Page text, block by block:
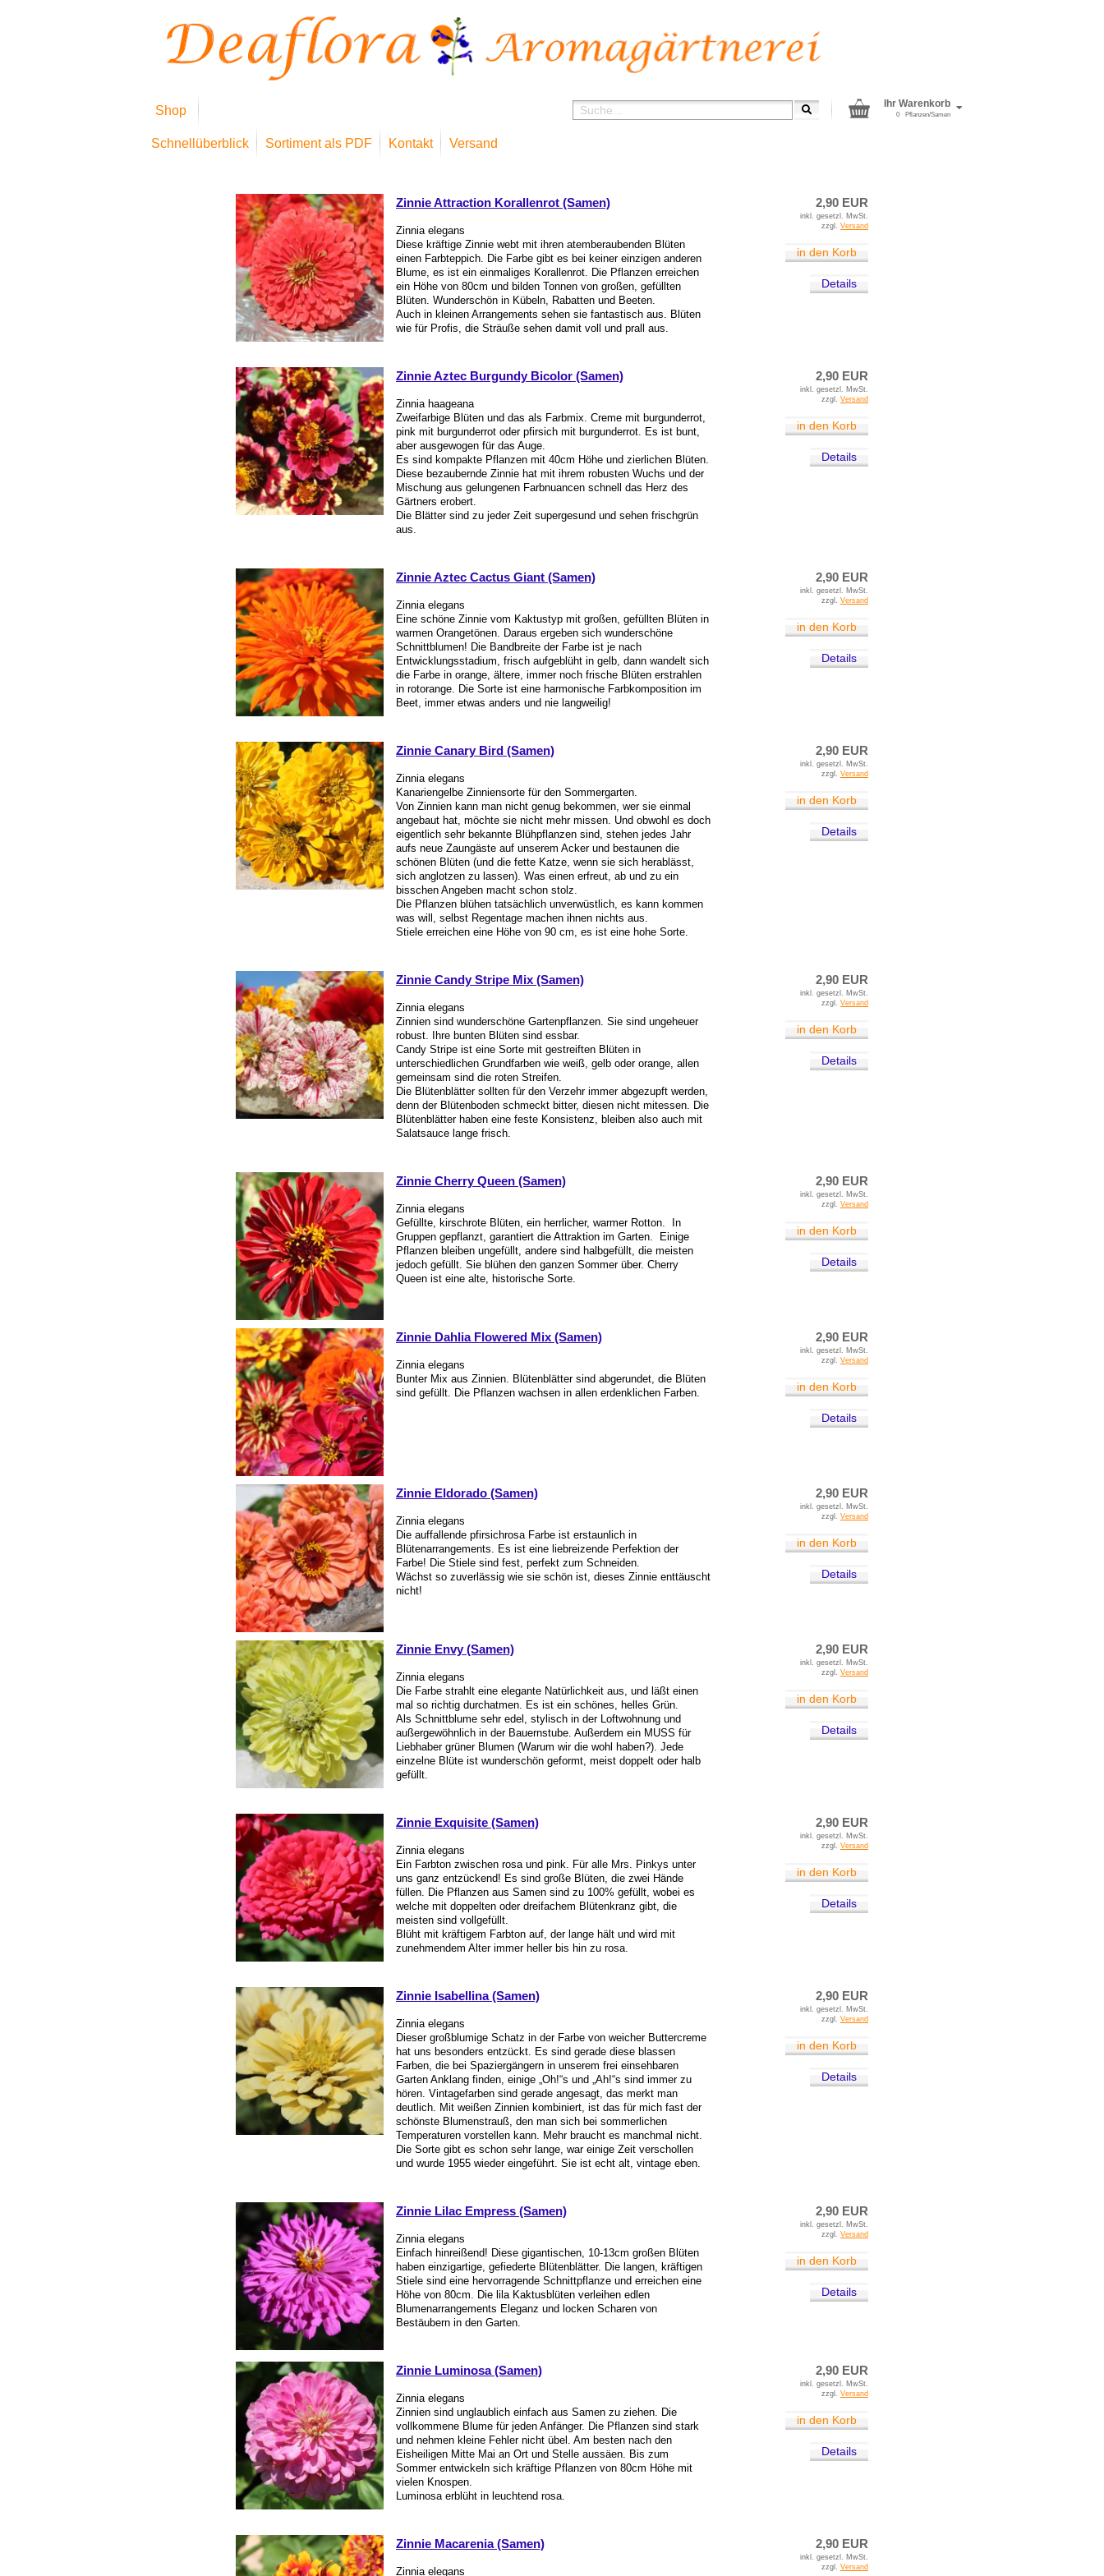
Shop
Schnellüberblick Sortiment als PDF Kontakt Versand
Ihr Warenkorb
Pflanzen/Samen
0
Zinnie Attraction Korallenrot (Samen)
Zinnia elegans
Diese kräftige Zinnie webt mit ihren atemberaubenden Blüten
einen Farbteppich. Die Farbe gibt es bei keiner einzigen anderen
Blume, es ist ein einmaliges Korallenrot. Die Pflanzen erreichen
ein Höhe von 80cm und bilden Tonnen von großen, gefüllten
Blüten. Wunderschön in Kübeln, Rabatten und Beeten.
Auch in kleinen Arrangements sehen sie fantastisch aus. Blüten
wie für Profis, die Sträuße sehen damit voll und prall aus.
2,90 EUR
inkl. gesetzl. MwSt.
zzgl. Versand
in den Korb
Details
Zinnie Aztec Burgundy Bicolor (Samen)
Zinnia haageana
Zweifarbige Blüten und das als Farbmix. Creme mit burgunderrot,
pink mit burgunderrot oder pfirsich mit burgunderrot. Es ist bunt,
aber ausgewogen für das Auge.
Es sind kompakte Pflanzen mit 40cm Höhe und zierlichen Blüten.
Diese bezaubernde Zinnie hat mit ihrem robusten Wuchs und der
Mischung aus gelungenen Farbnuancen schnell das Herz des
Gärtners erobert.
Die Blätter sind zu jeder Zeit supergesund und sehen frischgrün
aus.
2,90 EUR
inkl. gesetzl. MwSt.
zzgl. Versand
in den Korb
Details
Zinnie Aztec Cactus Giant (Samen)
Zinnia elegans
Eine schöne Zinnie vom Kaktustyp mit großen, gefüllten Blüten in
warmen Orangetönen. Daraus ergeben sich wunderschöne
Schnittblumen! Die Bandbreite der Farbe ist je nach
Entwicklungsstadium, frisch aufgeblüht in gelb, dann wandelt sich
die Farbe in orange, ältere, immer noch frische Blüten erstrahlen
in rotorange. Die Sorte ist eine harmonische Farbkomposition im
Beet, immer etwas anders und nie langweilig!
2,90 EUR
inkl. gesetzl. MwSt.
zzgl. Versand
in den Korb
Details
Zinnie Canary Bird (Samen)
Zinnia elegans
Kanariengelbe Zinniensorte für den Sommergarten.
Von Zinnien kann man nicht genug bekommen, wer sie einmal
angebaut hat, möchte sie nicht mehr missen. Und obwohl es doch
eigentlich sehr bekannte Blühpflanzen sind, stehen jedes Jahr
aufs neue Zaungäste auf unserem Acker und bestaunen die
schönen Blüten (und die fette Katze, wenn sie sich herablässt,
sich anglotzen zu lassen). Was einen erfreut, ab und zu ein
bisschen Angeben macht schon stolz.
Die Pflanzen blühen tatsächlich unverwüstlich, es kann kommen
was will, selbst Regentage machen ihnen nichts aus.
Stiele erreichen eine Höhe von 90 cm, es ist eine hohe Sorte.
2,90 EUR
inkl. gesetzl. MwSt.
zzgl. Versand
in den Korb
Details
Zinnie Candy Stripe Mix (Samen)
Zinnia elegans
Zinnien sind wunderschöne Gartenpflanzen. Sie sind ungeheuer
robust. Ihre bunten Blüten sind essbar.
Candy Stripe ist eine Sorte mit gestreiften Blüten in
unterschiedlichen Grundfarben wie weiß, gelb oder orange, allen
gemeinsam sind die roten Streifen.
Die Blütenblätter sollten für den Verzehr immer abgezupft werden,
denn der Blütenboden schmeckt bitter, diesen nicht mitessen. Die
Blütenblätter haben eine feste Konsistenz, bleiben also auch mit
Salatsauce lange frisch.
2,90 EUR
inkl. gesetzl. MwSt.
zzgl. Versand
in den Korb
Details
Zinnie Cherry Queen (Samen)
Zinnia elegans
Gefüllte, kirschrote Blüten, ein herrlicher, warmer Rotton. In
Gruppen gepflanzt, garantiert die Attraktion im Garten. Einige
Pflanzen bleiben ungefüllt, andere sind halbgefüllt, die meisten
jedoch gefüllt. Sie blühen den ganzen Sommer über. Cherry
Queen ist eine alte, historische Sorte.
2,90 EUR
inkl. gesetzl. MwSt.
zzgl. Versand
in den Korb
Details
Zinnie Dahlia Flowered Mix (Samen)
Zinnia elegans
Bunter Mix aus Zinnien. Blütenblätter sind abgerundet, die Blüten
sind gefüllt. Die Pflanzen wachsen in allen erdenklichen Farben.
2,90 EUR
inkl. gesetzl. MwSt.
zzgl. Versand
in den Korb
Details
Zinnie Eldorado (Samen)
Zinnia elegans
Die auffallende pfirsichrosa Farbe ist erstaunlich in
Blütenarrangements. Es ist eine liebreizende Perfektion der
Farbe! Die Stiele sind fest, perfekt zum Schneiden.
Wächst so zuverlässig wie sie schön ist, dieses Zinnie enttäuscht
nicht!
2,90 EUR
inkl. gesetzl. MwSt.
zzgl. Versand
in den Korb
Details
Zinnie Envy (Samen)
Zinnia elegans
Die Farbe strahlt eine elegante Natürlichkeit aus, und läßt einen
mal so richtig durchatmen. Es ist ein schönes, helles Grün.
Als Schnittblume sehr edel, stylisch in der Loftwohnung und
außergewöhnlich in der Bauernstube. Außerdem ein MUSS für
Liebhaber grüner Blumen (Warum wir die wohl haben?). Jede
einzelne Blüte ist wunderschön geformt, meist doppelt oder halb
gefüllt.
2,90 EUR
inkl. gesetzl. MwSt.
zzgl. Versand
in den Korb
Details
Zinnie Exquisite (Samen)
Zinnia elegans
Ein Farbton zwischen rosa und pink. Für alle Mrs. Pinkys unter
uns ganz entzückend! Es sind große Blüten, die zwei Hände
füllen. Die Pflanzen aus Samen sind zu 100% gefüllt, wobei es
welche mit doppelten oder dreifachem Blütenkranz gibt, die
meisten sind vollgefüllt.
Blüht mit kräftigem Farbton auf, der lange hält und wird mit
zunehmendem Alter immer heller bis hin zu rosa.
2,90 EUR
inkl. gesetzl. MwSt.
zzgl. Versand
in den Korb
Details
Zinnie Isabellina (Samen)
Zinnia elegans
Dieser großblumige Schatz in der Farbe von weicher Buttercreme
hat uns besonders entzückt. Es sind gerade diese blassen
Farben, die bei Spaziergängern in unserem frei einsehbaren
Garten Anklang finden, einige „Oh!“s und „Ah!“s sind immer zu
hören. Vintagefarben sind gerade angesagt, das merkt man
deutlich. Mit weißen Zinnien kombiniert, ist das für mich fast der
schönste Blumenstrauß, den man sich bei sommerlichen
Temperaturen vorstellen kann. Mehr braucht es manchmal nicht.
Die Sorte gibt es schon sehr lange, war einige Zeit verschollen
und wurde 1955 wieder eingeführt. Sie ist echt alt, vintage eben.
2,90 EUR
inkl. gesetzl. MwSt.
zzgl. Versand
in den Korb
Details
Zinnie Lilac Empress (Samen)
Zinnia elegans
Einfach hinreißend! Diese gigantischen, 10-13cm großen Blüten
haben einzigartige, gefiederte Blütenblätter. Die langen, kräftigen
Stiele sind eine hervorragende Schnittpflanze und erreichen eine
Höhe von 80cm. Die lila Kaktusblüten verleihen edlen
Blumenarrangements Eleganz und locken Scharen von
Bestäubern in den Garten.
2,90 EUR
inkl. gesetzl. MwSt.
zzgl. Versand
in den Korb
Details
Zinnie Luminosa (Samen)
Zinnia elegans
Zinnien sind unglaublich einfach aus Samen zu ziehen. Die
vollkommene Blume für jeden Anfänger. Die Pflanzen sind stark
und nehmen kleine Fehler nicht übel. Am besten nach den
Eisheiligen Mitte Mai an Ort und Stelle aussäen. Bis zum
Sommer entwickeln sich kräftige Pflanzen von 80cm Höhe mit
vielen Knospen.
Luminosa erblüht in leuchtend rosa.
2,90 EUR
inkl. gesetzl. MwSt.
zzgl. Versand
in den Korb
Details
Zinnie Macarenia (Samen)
Zinnia elegans
2,90 EUR
inkl. gesetzl. MwSt.
zzgl. Versand